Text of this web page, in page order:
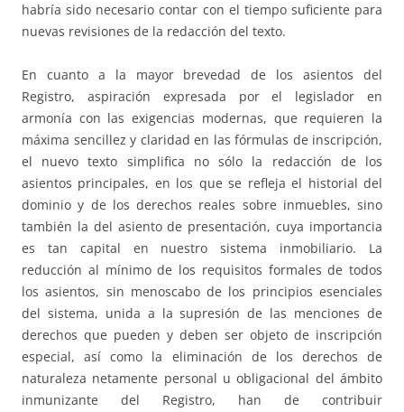
habría sido necesario contar con el tiempo suficiente para
nuevas revisiones de la redacción del texto.
En cuanto a la mayor brevedad de los asientos del
Registro, aspiración expresada por el legislador en
armonía con las exigencias modernas, que requieren la
máxima sencillez y claridad en las fórmulas de inscripción,
el nuevo texto simplifica no sólo la redacción de los
asientos principales, en los que se refleja el historial del
dominio y de los derechos reales sobre inmuebles, sino
también la del asiento de presentación, cuya importancia
es tan capital en nuestro sistema inmobiliario. La
reducción al mínimo de los requisitos formales de todos
los asientos, sin menoscabo de los principios esenciales
del sistema, unida a la supresión de las menciones de
derechos que pueden y deben ser objeto de inscripción
especial, así como la eliminación de los derechos de
naturaleza netamente personal u obligacional del ámbito
inmunizante del Registro, han de contribuir